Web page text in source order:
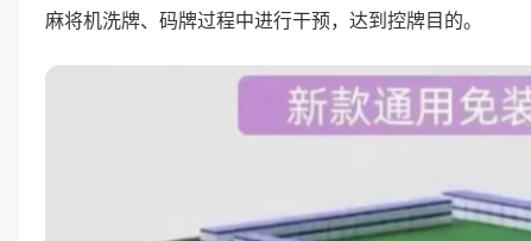
麻将机洗牌、码牌过程中进行干预，达到控牌目的。